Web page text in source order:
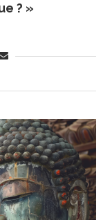
? »